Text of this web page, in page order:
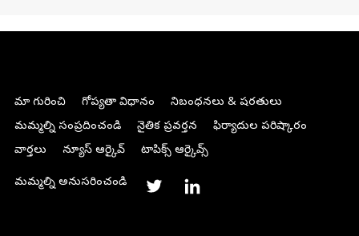
మా గురించి గోప్యతా విధానం
నిబంధనలు & షరతులు
మమ్మల్ని సంప్రదించండి
నైతిక ప్రవర్తన
ఫిర్యాదుల పరిష్కారం
వార్తలు
న్యూస్ ఆర్కైవ్ టాపిక్స్ ఆర్కైవ్స్
మమ్మల్ని అనుసరించండి